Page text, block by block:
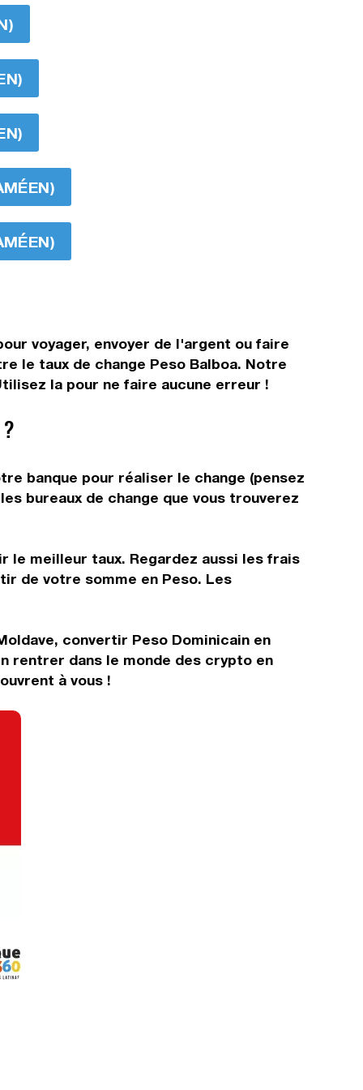
voyager, envoyer de l'argent ou faire
le taux de change Peso Balboa. Notre
la pour ne faire aucune erreur !
banque pour réaliser le change (pensez
bureaux de change que vous trouverez
le meilleur taux. Regardez aussi les frais
de votre somme en Peso. Les
convertir Peso Dominicain en
rentrer dans le monde des crypto en
à vous !